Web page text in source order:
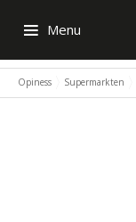
Menu
Opiness Supermarkten